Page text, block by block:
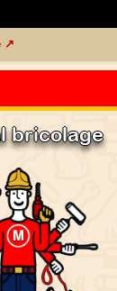
↗
bricolage